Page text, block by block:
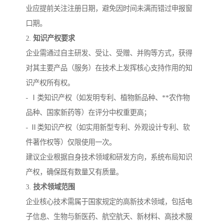
业应提前关注注册日期，避免因时间未满而错过申报窗
口期。
2. 知识产权要求
企业需通过自主研发、受让、受赠、并购等方式，获得
对其主要产品（服务）在技术上发挥核心支持作用的知
识产权所有权。
- Ⅰ类知识产权（如发明专利、植物新品种、**农作物
品种、国家新药等）在评分中权重更高；
- Ⅱ类知识产权（如实用新型专利、外观设计专利、软
件著作权等）仅限使用一次。
建议企业根据自身技术领域和研发方向，系统布局知识
产权，确保既有数量又有质量。
3. 技术领域范围
企业核心技术需属于国家规定的高新技术领域，包括电
子信息、生物与新医药、航空航天、新材料、高技术服